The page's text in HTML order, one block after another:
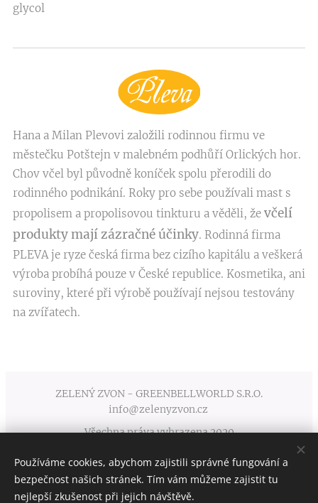
glycol
Hana a Milan Plevovi založili rodinnou firmu ve
městečku Potštejn v malebném podhůří Orlických hor.
Chov včel byl původně koníček spolu přerodili do
rodinného podnikání. Roky pro sebe používali mast s
propolisem a propolisovou tinkturu a věděli, že včelí
produkty mají zázračné účinky. Rodinná firma
PLEVA je ryze česká firma bez cizího kapitálu a veškerá
výroba probíhá pouze v České republice. Kosmetika, ani
suroviny, které při výrobě používají nejsou testovány
na zvířatech.
ZELENÝ ZVON - GREENBELLWORLD S.R.O.
info@zelenyzvon.cz
Všechna práva vyhrazena 2020
Obchodní podmínky Cookies
Používáme cookies, abychom zajistili správné fungování a
bezpečnost našich stránek. Tím vám můžeme zajistit tu
nejlepší zkušenost při jejich návštěvě.